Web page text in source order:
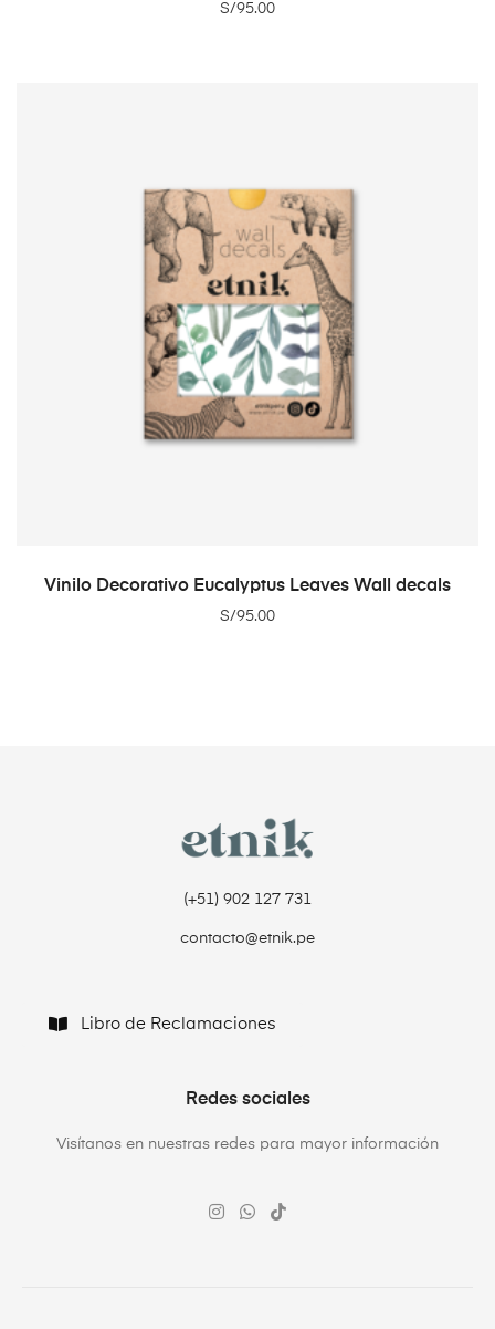
S/95.00
ADD TO CART
Vinilo Decorativo Eucalyptus Leaves Wall decals
S/95.00
(+51) 902 127 731‬
contacto@etnik.pe
Libro de Reclamaciones
Redes sociales
Visítanos en nuestras redes para mayor información